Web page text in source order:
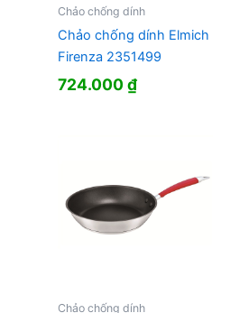
Chảo chống dính
Chảo chống dính Elmich
Firenza 2351499
724.000₫
Chảo chống dính